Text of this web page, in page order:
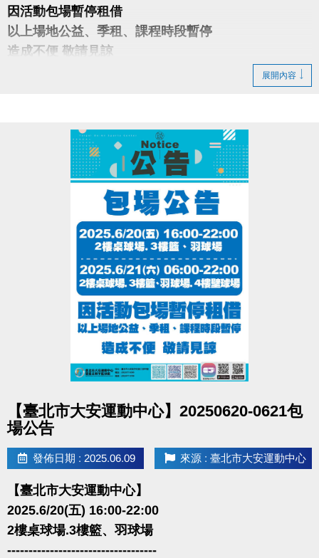
因活動包場暫停租借
以上場地公益、季租、課程時段暫停
造成不便 敬請見諒
展開內容
【臺北市大安運動中心】20250620-0621包
場公告
發佈日期 : 2025.06.09 來源 : 臺北市大安運動中心
【臺北市大安運動中心】
2025.6/20(五) 16:00-22:00
2樓桌球場.3樓籃、羽球場
-----------------------------------